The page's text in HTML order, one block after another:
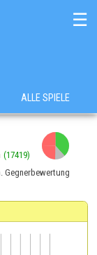
☰
ALLE SPIELE
(17419)
Gegnerbewertung